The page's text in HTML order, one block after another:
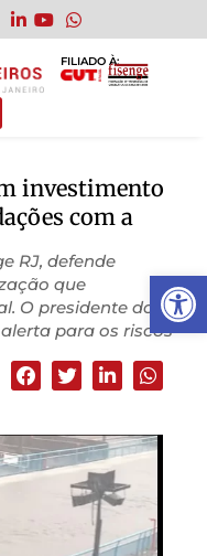
Abrir
FILIADO À:
investimento
com a
RJ, defende
que
O presidente do
para os riscos